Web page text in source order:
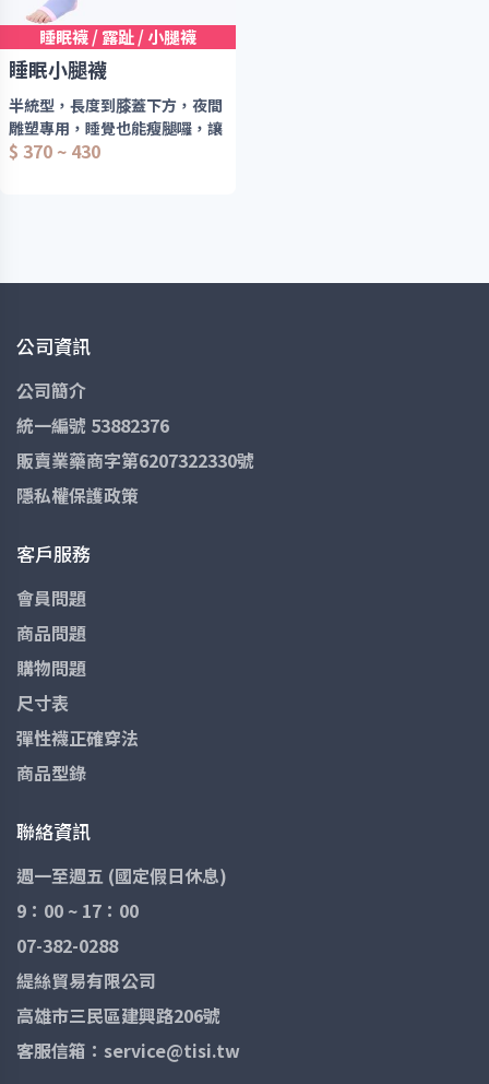
睡眠襪 / 露趾 / 小腿襪
睡眠小腿襪
半統型，長度到膝蓋下方，夜間
雕塑專用，睡覺也能瘦腿囉，讓
你睡眠同時攻破腿部囤積
$ 370 ~ 430
公司資訊
公司簡介
統一編號 53882376
販賣業藥商字第6207322330號
隱私權保護政策
客戶服務
會員問題
商品問題
購物問題
尺寸表
彈性襪正確穿法
商品型錄
聯絡資訊
週一至週五 (國定假日休息)
9：00 ~ 17：00
07-382-0288
緹絲貿易有限公司
高雄市三民區建興路206號
客服信箱：service@tisi.tw